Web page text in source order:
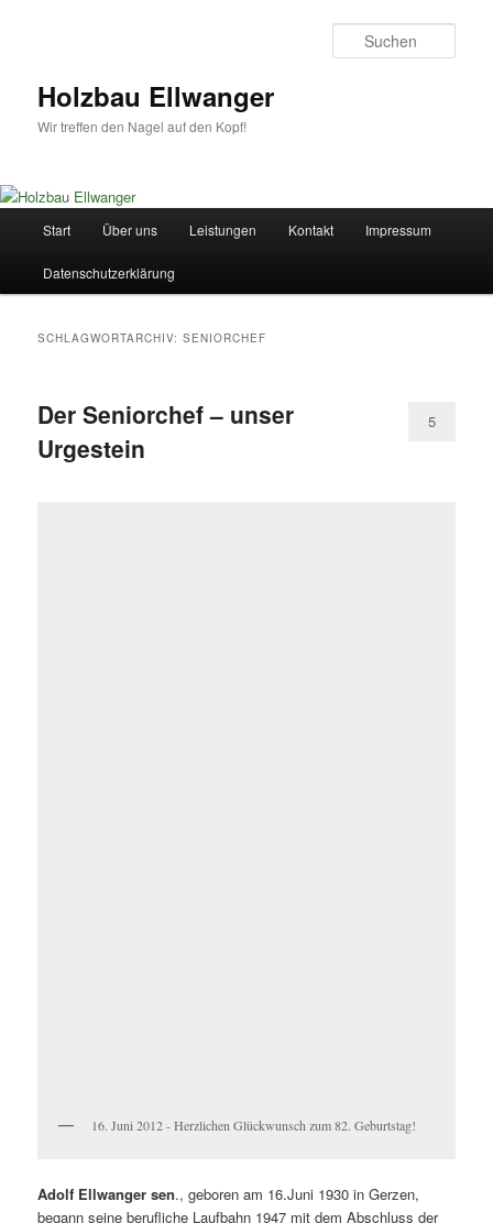
Holzbau Ellwanger
Wir treffen den Nagel auf den Kopf!
Start Über uns Leistungen Kontakt Impressum
Datenschutzerklärung
SCHLAGWORTARCHIV:SENIORCHEF
Der Seniorchef – unser
Urgestein
5
16. Juni 2012 - Herzlichen Glückwunsch zum 82. Geburtstag!
Adolf Ellwanger sen., geboren am 16.Juni 1930 in Gerzen,
begann seine berufliche Laufbahn 1947 mit dem Abschluss der